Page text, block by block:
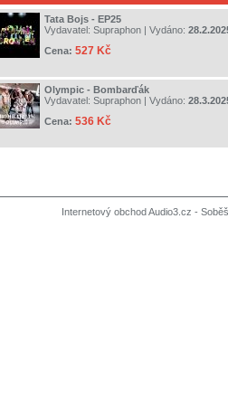
Tata Bojs - EP25
Vydavatel: Supraphon | Vydáno:
Cena: 527 Kč
Olympic - Bombarďák
Vydavatel: Supraphon | Vydáno:
Cena: 536 Kč
Internetový obchod Audio3.cz -